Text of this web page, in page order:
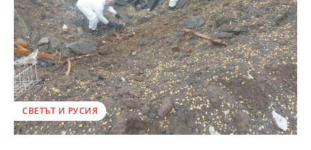
СВЕТЪТ И РУСИЯ